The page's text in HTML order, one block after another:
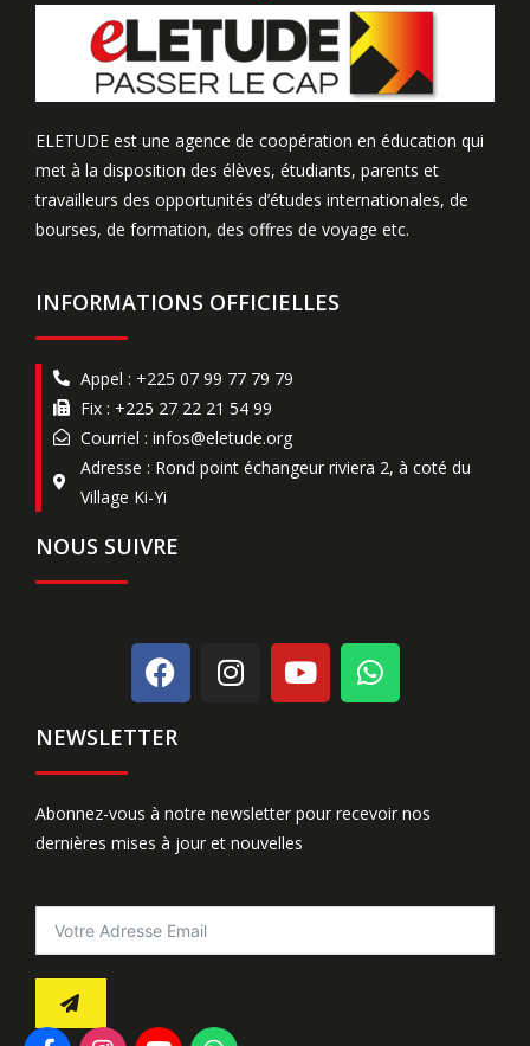
ELETUDE est une agence de coopération en éducation qui
met à la disposition des élèves, étudiants, parents et
travailleurs des opportunités d’études internationales, de
bourses, de formation, des offres de voyage etc.
INFORMATIONS OFFICIELLES
Appel : +225 07 99 77 79 79
Fix : +225 27 22 21 54 99
Courriel : infos@eletude.org
Adresse : Rond point échangeur riviera 2, à coté du
Village Ki-Yi
NOUS SUIVRE
NEWSLETTER
Abonnez-vous à notre newsletter pour recevoir nos
dernières mises à jour et nouvelles